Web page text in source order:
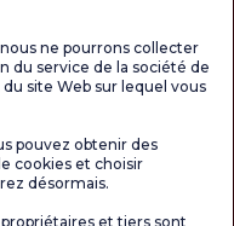
uniquement. N'hésitez pas à
et un traitement.
ne pourrons collecter
du service de la société de
site Web sur lequel vous
pouvez obtenir des
cookies et choisir
désormais.
et tiers sont